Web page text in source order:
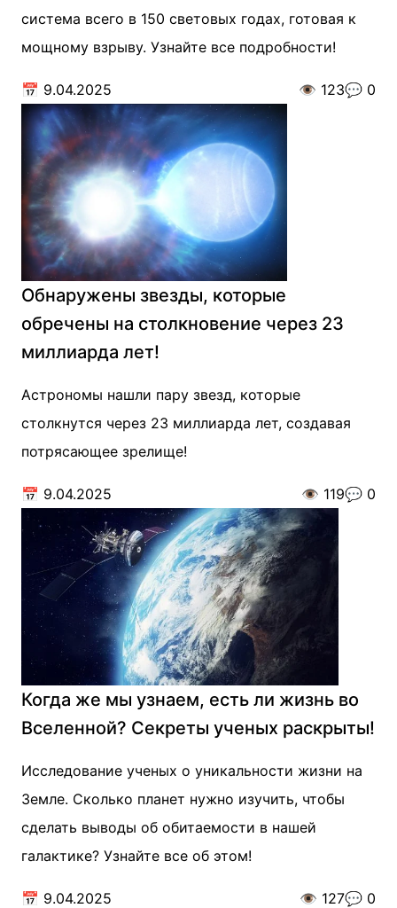
система всего в 150 световых годах, готовая к
мощному взрыву. Узнайте все подробности!
📅 9.04.2025 👁️ 123💬 0
Обнаружены звезды, которые
обречены на столкновение через 23
миллиарда лет!
Астрономы нашли пару звезд, которые
столкнутся через 23 миллиарда лет, создавая
потрясающее зрелище!
📅 9.04.2025 👁️ 119💬 0
Когда же мы узнаем, есть ли жизнь во
Вселенной? Секреты ученых раскрыты!
Исследование ученых о уникальности жизни на
Земле. Сколько планет нужно изучить, чтобы
сделать выводы об обитаемости в нашей
галактике? Узнайте все об этом!
📅 9.04.2025 👁️ 127💬 0